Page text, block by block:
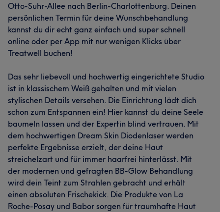
Otto-Suhr-Allee nach Berlin-Charlottenburg. Deinen
persönlichen Termin für deine Wunschbehandlung
kannst du dir echt ganz einfach und super schnell
online oder per App mit nur wenigen Klicks über
Treatwell buchen!
Das sehr liebevoll und hochwertig eingerichtete Studio
ist in klassischem Weiß gehalten und mit vielen
stylischen Details versehen. Die Einrichtung lädt dich
schon zum Entspannen ein! Hier kannst du deine Seele
baumeln lassen und der Expertin blind vertrauen. Mit
dem hochwertigen Dream Skin Diodenlaser werden
perfekte Ergebnisse erzielt, der deine Haut
streichelzart und für immer haarfrei hinterlässt. Mit
der modernen und gefragten BB-Glow Behandlung
wird dein Teint zum Strahlen gebracht und erhält
einen absoluten Frischekick. Die Produkte von La
Roche-Posay und Babor sorgen für traumhafte Haut